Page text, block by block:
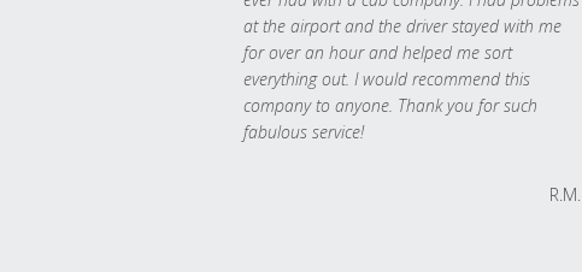
at the airport and the driver stayed with me
for over an hour and helped me sort
everything out. I would recommend this
company to anyone. Thank you for such
fabulous service!
R.M.